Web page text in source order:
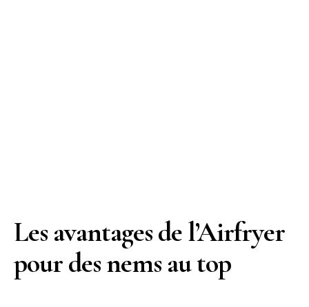
Les avantages de l’Airfryer
pour des nems au top